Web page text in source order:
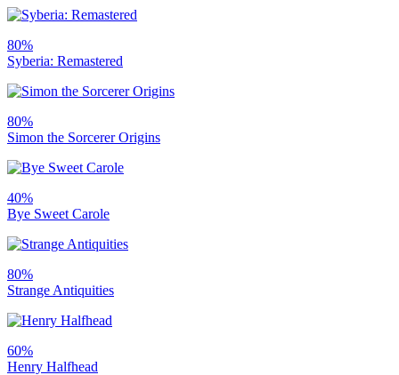
80%
Syberia: Remastered
80%
Simon the Sorcerer Origins
40%
Bye Sweet Carole
80%
Strange Antiquities
60%
Henry Halfhead